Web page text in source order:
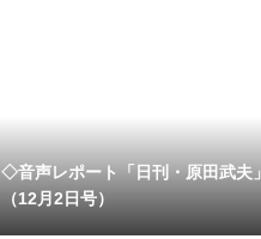
◇音声レポート「日刊・原田武夫」
（12月2日号）